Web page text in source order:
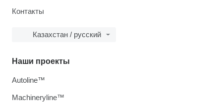
Контакты
Казахстан / русский
Наши проекты
Autoline™
Machineryline™